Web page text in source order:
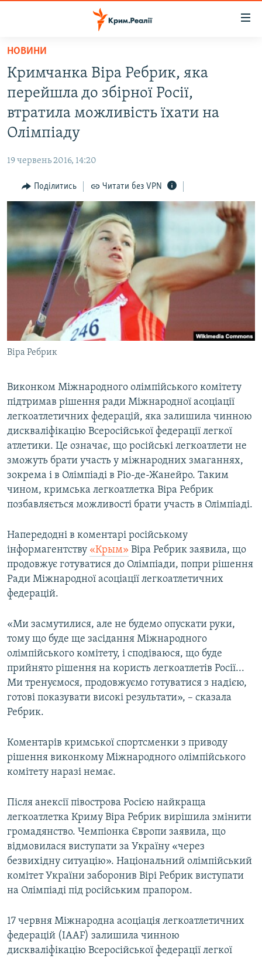
Перейти
основного
матеріалу
Перейти
до
основної
Перейти
пошуку
ВОДА.КРИМ
ВІДЕО ТА ФОТО
ПОЛІТИКА
ПОГЛЯД
ІНТЕРВ'Ю
ВСЕ ЗА ДЕНЬ
СПЕЦПРОЕКТИ
ДЕПОРТАЦІЯ
ВІДЕОУРОКИ «ELIFBE»
СВІДЧЕННЯ ОКУПАЦІЇ
УКРАЇНСЬКА ПРОБЛЕМА КРИМУ
ІНФОГРАФІКА
ЯК ОБІЙТИ БЛОКУВАННЯ
Русский
Qırımtatar
ДОЛУЧАЙСЯ!
Усі сайти RFE/RL
НОВИНИ
Кримчанка Віра Ребрик, яка
перейшла до збірної Росії,
втратила можливість їхати на
Олімпіаду
19 червень 2016, 14:20
Поділитись Читати без VPN
Віра Ребрик
Виконком Міжнародного олімпійського комітету
підтримав рішення ради Міжнародної асоціації
легкоатлетичних федерацій, яка залишила чинною
дискваліфікацію Всеросійської федерації легкої
атлетики. Це означає, що російські легкоатлети не
зможуть брати участь у міжнародних змаганнях,
зокрема і в Олімпіаді в Ріо-де-Жанейро. Таким
чином, кримська легкоатлетка Віра Ребрик
позбавляється можливості брати участь в Олімпіаді.
Напередодні в коментарі російському
інформагентству «Крым» Віра Ребрик заявила, що
продовжує готуватися до Олімпіади, попри рішення
Ради Міжнародної асоціації легкоатлетичних
федерацій.
«Ми засмутилися, але не будемо опускати руки,
тому що буде ще засідання Міжнародного
олімпійського комітету, і сподіваюся, що буде
прийнято рішення на користь легкоатлетів Росії...
Ми тренуємося, продовжуємо готуватися з надією,
готові показувати високі результати», – сказала
Ребрик.
Коментарів кримської спортсменки з приводу
рішення виконкому Міжнародного олімпійського
комітету наразі немає.
Після анексії півострова Росією найкраща
легкоатлетка Криму Віра Ребрик вирішила змінити
громадянство. Чемпіонка Європи заявила, що
відмовилася виступати за Україну «через
безвихідну ситуацію». Національний олімпійський
комітет України заборонив Вірі Ребрик виступати
на Олімпіаді під російським прапором.
17 червня Міжнародна асоціація легкоатлетичних
федерацій (IAAF) залишила чинною
дискваліфікацію Всеросійської федерації легкої